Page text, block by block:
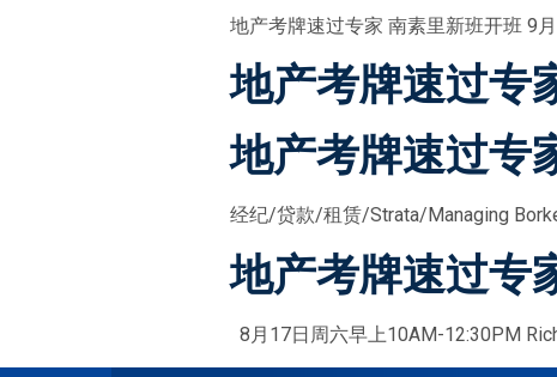
地产考牌速过专家 南素里新班开班 9
地产考牌速过专
地产考牌速过专
经纪/贷款/租赁/Strata/Managing
地产考牌速过专
8月17日周六早上10AM-12:30PM